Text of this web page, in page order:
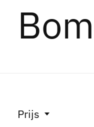
Prijs